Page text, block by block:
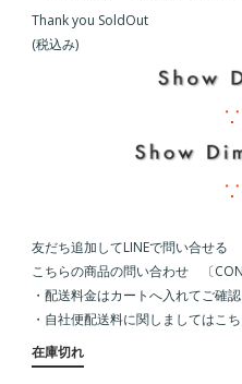
Thank you SoldOut
(税込み)
友だち追加してLINEで問い合せ
こちらの商品の問い合わせ 〔
・配送料金はカートへ入れてご確認
・ 自社便配送料に関しましてはこ
在庫切れ